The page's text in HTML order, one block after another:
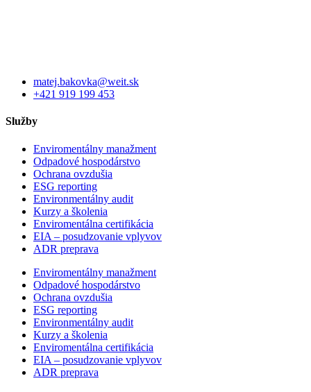
matej.bakovka@weit.sk
+421 919 199 453
Služby
Enviromentálny manažment
Odpadové hospodárstvo
Ochrana ovzdušia
ESG reporting
Environmentálny audit
Kurzy a školenia
Enviromentálna certifikácia
EIA – posudzovanie vplyvov
ADR preprava
Enviromentálny manažment
Odpadové hospodárstvo
Ochrana ovzdušia
ESG reporting
Environmentálny audit
Kurzy a školenia
Enviromentálna certifikácia
EIA – posudzovanie vplyvov
ADR preprava